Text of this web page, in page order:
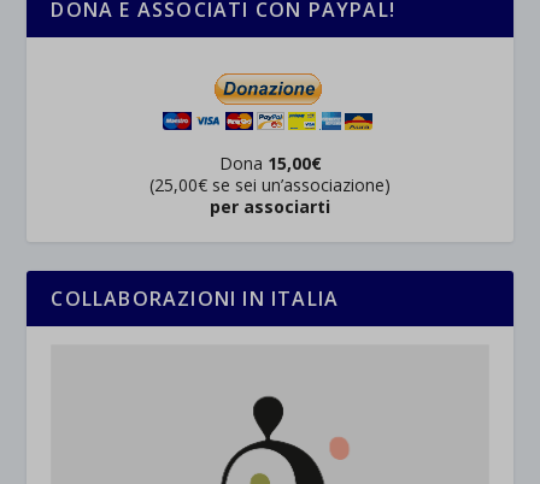
DONA E ASSOCIATI CON PAYPAL!
Dona 15,00€
(25,00€ se sei un’associazione)
per associarti
COLLABORAZIONI IN ITALIA